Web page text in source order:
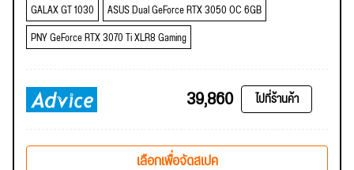
GALAX GT 1030
ASUS Dual GeForce RTX 3050 OC 6GB
PNY GeForce RTX 3070 Ti XLR8 Gaming
39,860 ไปที่ร้านค้า
เลือกเพื่อจัดสเปค